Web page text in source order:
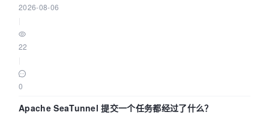
2026-08-06
22
0
Apache SeaTunnel 提交一个任务都经过了什么？